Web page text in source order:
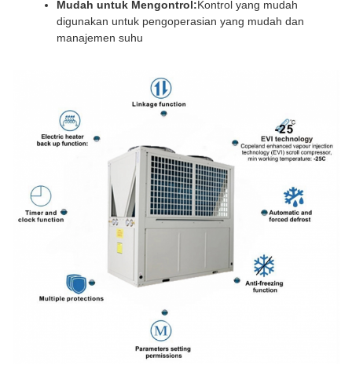
Mudah untuk Mengontrol:Kontrol yang mudah
digunakan untuk pengoperasian yang mudah dan
manajemen suhu